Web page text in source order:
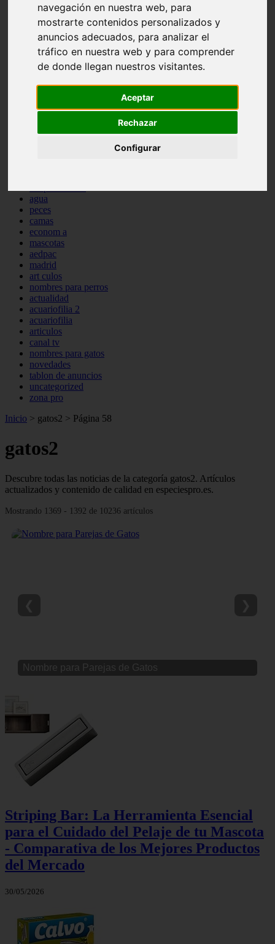
navegación en nuestra web, para
mostrarte contenidos personalizados y
anuncios adecuados, para analizar el
tráfico en nuestra web y para comprender
de donde llegan nuestros visitantes.
Aceptar
Rechazar
Configurar
protagonistas
reptiles
abandono
adopci n
ferias
higiene
acuario
comercios
viajar
agua
peces
camas
econom a
mascotas
aedpac
madrid
art culos
nombres para perros
actualidad
acuariofilia 2
acuariofilia
articulos
canal tv
nombres para gatos
novedades
tablon de anuncios
uncategorized
zona pro
Inicio > gatos2 > Página 58
gatos2
Descubre todas las noticias de la categoría gatos2. Artículos
actualizados y contenido de calidad en especiespro.es.
Mostrando 1369 - 1392 de 10236 artículos
Nombre para Parejas de Gatos
Striping Bar: La Herramienta Esencial
para el Cuidado del Pelaje de tu Mascota
- Comparativa de los Mejores Productos
del Mercado
30/05/2026